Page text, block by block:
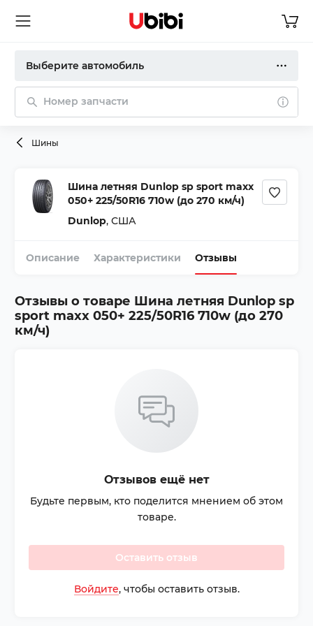
Выберите автомобиль
Номер запчасти
Шины
Шина летняя Dunlop sp sport maxx
050+ 225/50R16 710w (до 270 км/ч)
Dunlop, США
Описание Характеристики Отзывы
Отзывы о товаре Шина летняя Dunlop sp
sport maxx 050+ 225/50R16 710w (до 270
км/ч)
Отзывов ещё нет
Будьте первым, кто поделится мнением об этом
товаре.
Оставить отзыв
Войдите, чтобы оставить отзыв.